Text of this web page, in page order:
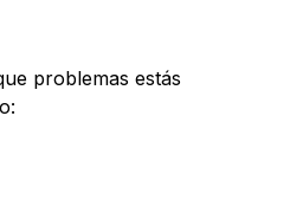
problemas estás